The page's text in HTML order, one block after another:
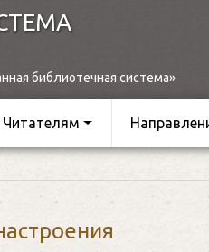
библиотечная система»
Читателям